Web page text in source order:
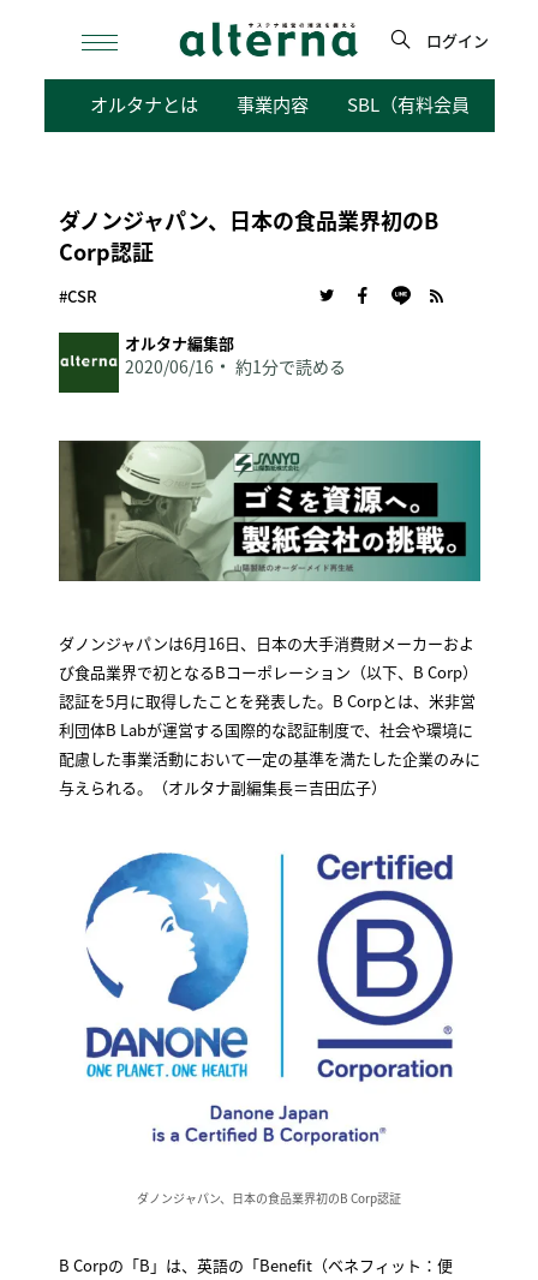
検
ログイン
オルタナとは 事業内容 SBL（有料会員向けサ
ダノンジャパン、日本の食品業界初のB
Corp認証
#CSR
オルタナ編集部
2020/06/16 約1分で読める
ダノンジャパンは6月16日、日本の大手消費財メーカーおよ
び食品業界で初となるBコーポレーション（以下、B Corp）
認証を5月に取得したことを発表した。B Corpとは、米非営
利団体B Labが運営する国際的な認証制度で、社会や環境に
配慮した事業活動において一定の基準を満たした企業のみに
与えられる。（オルタナ副編集長＝吉田広子）
ダノンジャパン、日本の食品業界初のB Corp認証
B Corpの「B」は、英語の「Benefit（ベネフィット：便